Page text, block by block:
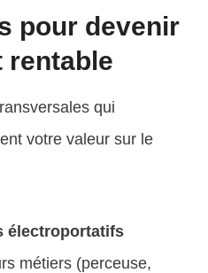
pour devenir
rentable
qui
votre valeur sur le
électroportatifs
métiers (perceuse,